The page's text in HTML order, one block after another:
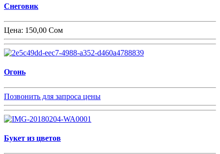
Снеговик
Цена: 150,00 Сом
Огонь
Позвонить для запроса цены
Букет из цветов